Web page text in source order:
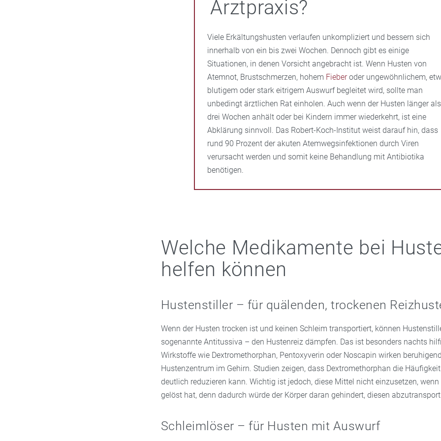
Arztpraxis?
Viele Erkältungshusten verlaufen unkompliziert und bessern sich
innerhalb von ein bis zwei Wochen. Dennoch gibt es einige
Situationen, in denen Vorsicht angebracht ist. Wenn Husten von
Atemnot, Brustschmerzen, hohem Fieberoder ungewöhnlichem,
blutigem oder stark eitrigem Auswurf begleitet wird, sollte man
unbedingt ärztlichen Rat einholen. Auch wenn der Husten länger als
drei Wochen anhält oder bei Kindern immer wiederkehrt, ist eine
Abklärung sinnvoll. Das Robert-Koch-Institut weist darauf hin, dass
rund 90 Prozent der akuten Atemwegsinfektionen durch Viren
verursacht werden und somit keine Behandlung mit Antibiotika
benötigen.
Welche Medikamente bei
helfen können
Hustenstiller – für quälenden, trockenen
Wenn der Husten trocken ist und keinen Schleim transportiert, können
sogenannte Antitussiva – den Hustenreiz dämpfen. Das ist besonders nachts
Wirkstoffe wie Dextromethorphan, Pentoxyverin oder Noscapin wirken
Hustenzentrum im Gehirn. Studien zeigen, dass Dextromethorphan die
deutlich reduzieren kann. Wichtig ist jedoch, diese Mittel nicht einzusetzen,
gelöst hat, denn dadurch würde der Körper daran gehindert, diesen
Schleimlöser – für Husten mit Auswurf